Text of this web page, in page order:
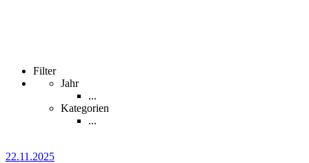
Filter
Jahr
...
Kategorien
...
22.11.2025